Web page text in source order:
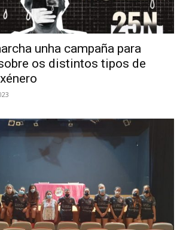
unha campaña para
os distintos tipos de